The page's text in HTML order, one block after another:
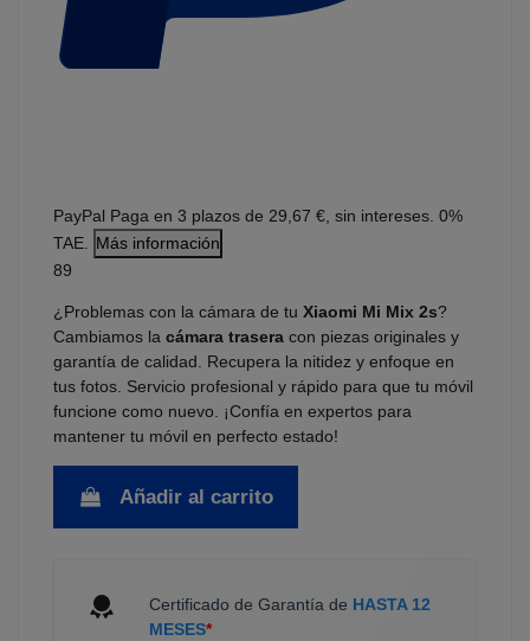
PayPal Paga en 3 plazos de 29,67 €, sin intereses. 0%
TAE.
Más información
89
¿Problemas con la cámara de tu Xiaomi Mi Mix 2s?
Cambiamos la cámara trasera con piezas originales y
garantía de calidad. Recupera la nitidez y enfoque en
tus fotos. Servicio profesional y rápido para que tu móvil
funcione como nuevo. ¡Confía en expertos para
mantener tu móvil en perfecto estado!
Añadir al carrito
Certificado de Garantía de HASTA 12
MESES*